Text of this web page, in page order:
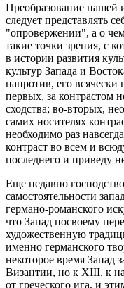
Преобразование нашей
следует представлять
"опровержении", а о
такие точки зрения, с
в истории развития
культур Запада и
напротив, его
первых, за контрастом
сходства; во-вторых,
самих носителях
необходимо раз
контраст во всем и
последнего и приведу
Еще недавно
самостоятельности
германо-романского
что Запад посвоему
художественную
именно германского
некоторое время Запад
Византии, но к XIII, к
от греческого ига, и